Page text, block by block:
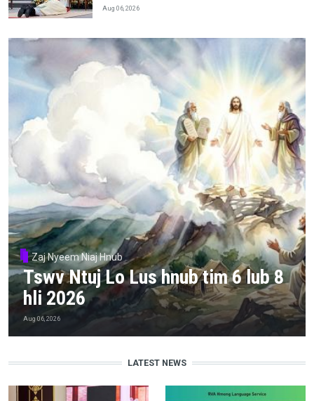
Aug 06, 2026
Zaj Nyeem Niaj Hnub
Tswv Ntuj Lo Lus hnub tim 6 lub 8
hli 2026
Aug 06, 2026
LATEST NEWS